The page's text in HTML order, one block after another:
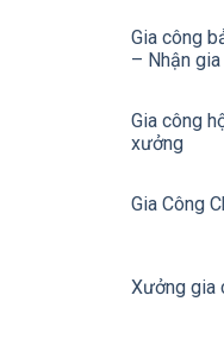
Gia công
– Nhận
Gia công
xưởng
Gia Công
Xưởng gia